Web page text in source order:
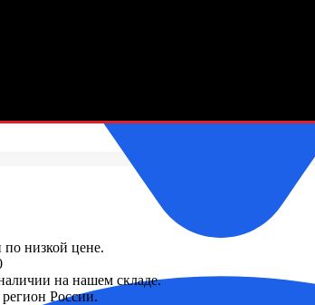
низкой цене.
на нашем складе.
России.